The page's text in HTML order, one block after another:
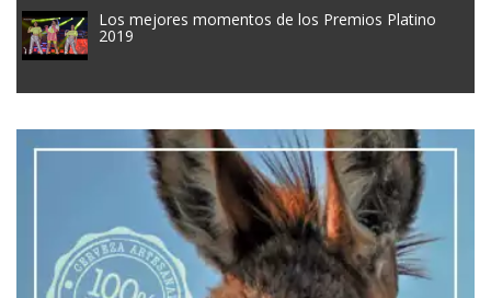
Los mejores momentos de los Premios Platino
2019